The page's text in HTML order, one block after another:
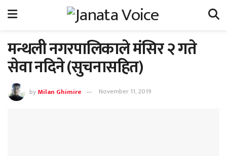
मन्थली नगरपालिकाले मंसिर २ गते
सेवा नदिने (सुचनासहित)
byMilan Ghimire November 11, 2019